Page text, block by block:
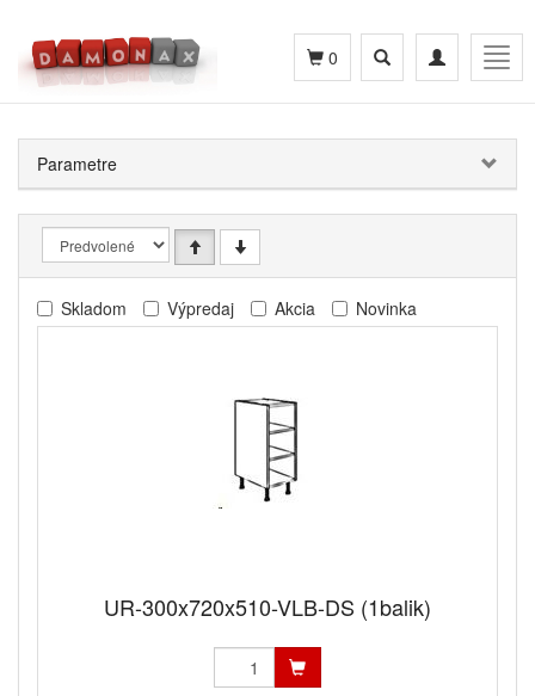
Toggle
navigation
Toggle
search
0
Parametre
Skladom Výpredaj Akcia Novinka
UR-300x720x510-VLB-DS (1balik)